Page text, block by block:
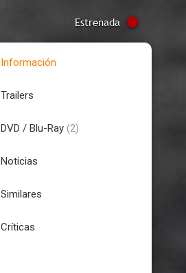
Estrenada
Información
Trailers
DVD / Blu-Ray (2)
Noticias
Similares
Críticas